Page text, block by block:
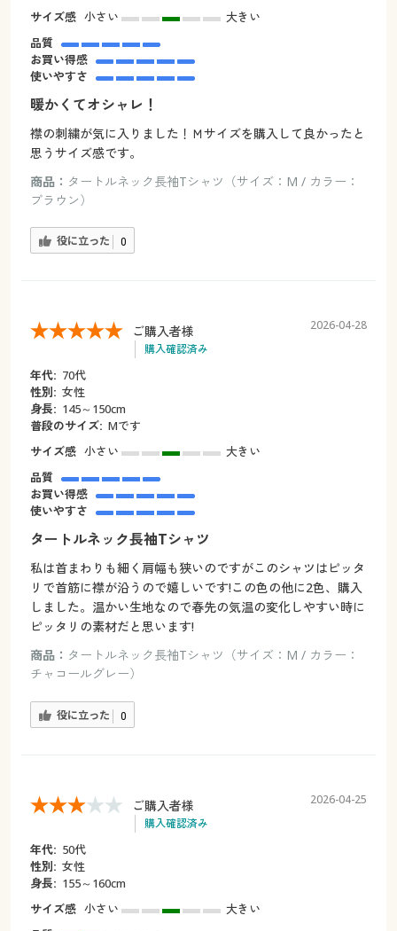
サイズ感 小さい
大きい
品質
お買い得感
使いやすさ
暖かくてオシャレ！
襟の刺繍が気に入りました！Ｍサイズを購入して良かったと
思うサイズ感です。
商品： タートルネック長袖Tシャツ（サイズ：M / カラー：
ブラウン）
役に立った 0
ご購入者様
購入確認済み
2026-04-28
年代: 70代
性別: 女性
身長: 145～150cm
普段のサイズ: Mです
サイズ感 小さい
大きい
品質
お買い得感
使いやすさ
タートルネック長袖Tシャツ
私は首まわりも細く肩幅も狭いのですがこのシャツはピッタ
リで首筋に襟が沿うので嬉しいです!この色の他に2色、購入
しました。温かい生地なので春先の気温の変化しやすい時に
ピッタリの素材だと思います!
商品： タートルネック長袖Tシャツ（サイズ：M / カラー：
チャコールグレー）
役に立った 0
ご購入者様
購入確認済み
2026-04-25
年代: 50代
性別: 女性
身長: 155～160cm
サイズ感 小さい
大きい